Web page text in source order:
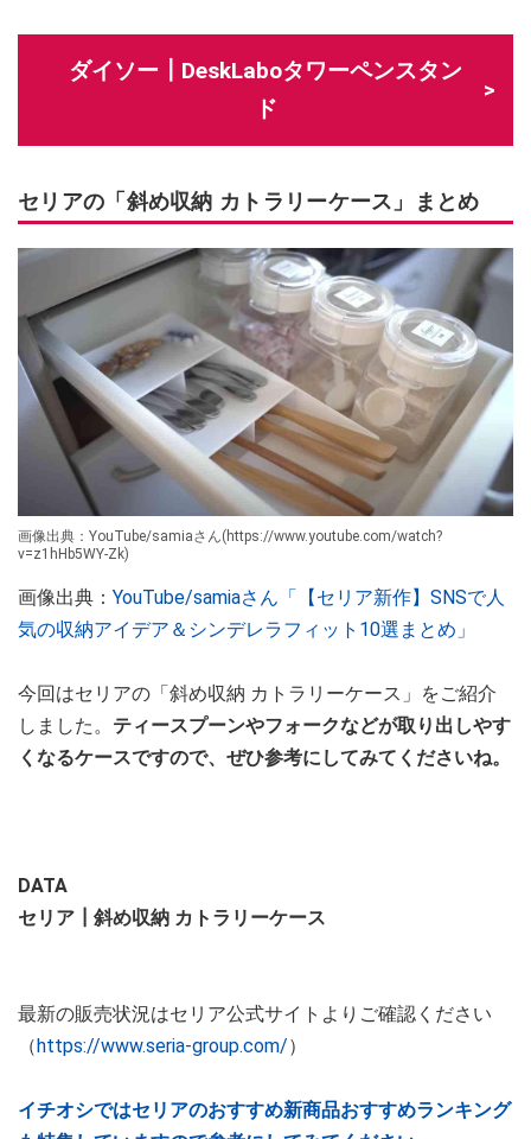
ダイソー┃DeskLaboタワーペンスタン
ド
セリアの「斜め収納 カトラリーケース」まとめ
画像出典：YouTube/samiaさん(https://www.youtube.com/watch?
v=z1hHb5WY-Zk)
画像出典： YouTube/samiaさん「【セリア新作】SNSで人
気の収納アイデア＆シンデレラフィット10選まとめ」
今回はセリアの「斜め収納 カトラリーケース」をご紹介
しました。 ティースプーンやフォークなどが取り出しやす
くなるケースですので、ぜひ参考にしてみてくださいね。
DATA
セリア┃斜め収納 カトラリーケース
最新の販売状況はセリア公式サイトよりご確認ください
（https://www.seria-group.com/）
イチオシではセリアのおすすめ新商品おすすめランキング